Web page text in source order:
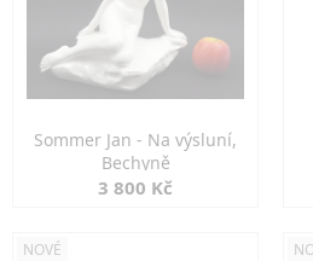
Sommer Jan - Na výsluní,
Bechyně
3 800 Kč
NOVÉ